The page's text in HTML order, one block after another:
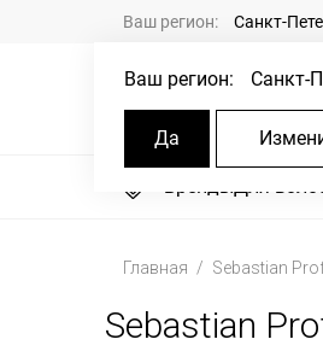
Ваш регион: Санкт-
Ваш регион: Санкт-
Да
БрендыДля
Главная Sebastian
Sebastian